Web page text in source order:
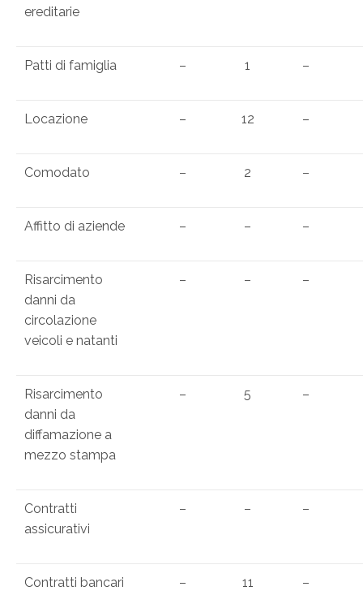
ereditarie
Patti di famiglia – 1 –
Locazione – 12 –
Comodato – 2 –
Affitto di aziende – – –
Risarcimento
danni da
circolazione
veicoli e natanti
– – –
Risarcimento
danni da
diffamazione a
mezzo stampa
– 5 –
Contratti
assicurativi
– – –
Contratti bancari – 11 –